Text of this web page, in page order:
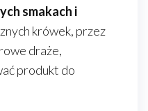
smakach i
krówek, przez
draże,
produkt do